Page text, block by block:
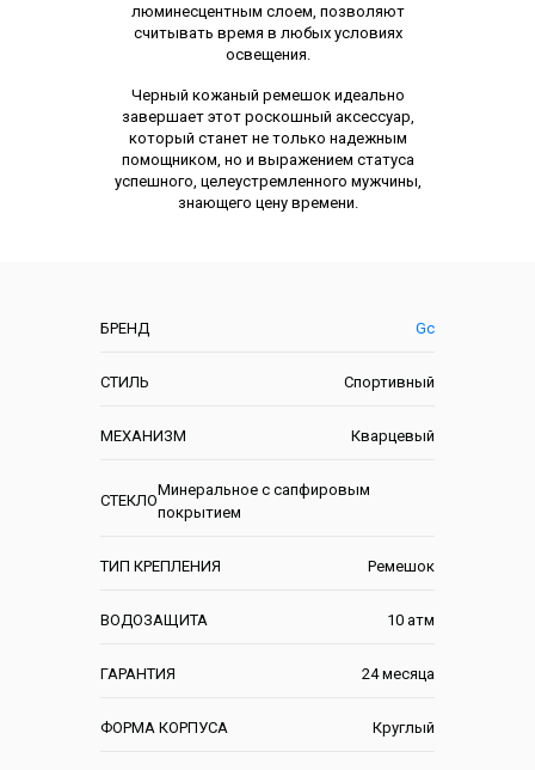
БРЕНД Gc
СТИЛЬ Спортивный
МЕХАНИЗМ Кварцевый
СТЕКЛО
Минеральное с сапфировым
покрытием
ТИП КРЕПЛЕНИЯ Ремешок
ВОДОЗАЩИТА 10 атм
ГАРАНТИЯ 24 месяца
ФОРМА КОРПУСА Круглый
люминесцентным слоем, позволяют
считывать время в любых условиях
освещения.
Черный кожаный ремешок идеально
завершает этот роскошный аксессуар,
который станет не только надежным
помощником, но и выражением статуса
успешного, целеустремленного мужчины,
знающего цену времени.